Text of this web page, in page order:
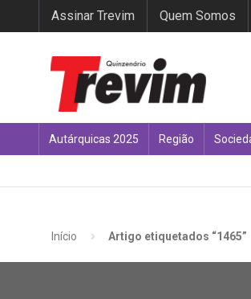
Assinar Trevim Quem Somos
Autárquicas 2025 Região
Início Artigo etiquetados “1465”